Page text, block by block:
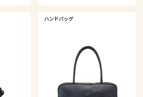
ハンドバッグ